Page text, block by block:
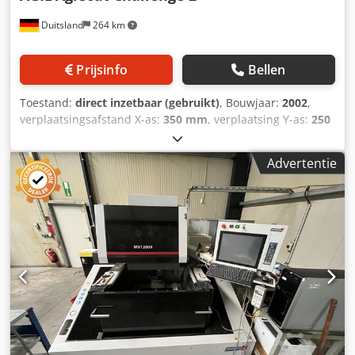
& Gewicht Afmetingen (L × B × H): ca. 2.215 × 2.215 × 2.220
Volautomatische draadinrijging
Duitsland 264 km
Prijsinfo Bellen
Toestand: direct inzetbaar (gebruikt), Bouwjaar: 2002,
verplaatsingsafstand X-as: 350 mm, verplaatsing Y-as: 250
, verplaatsingsafstand Z-as:
(max.):0,33 mm, totaalgewicht:3.600 kg, aantal assen:5,
draaddiameter (min.):0,1 mm , Deze 5-assige AGIE Agiecut
Challenge 2 draadvonkmachine is in 2002 geproduceerd.
Het apparaat weegt 3600 kg en heeft een vermogen van 9
kVA. De machine is voorzien van extra uitrusting, zoals een
externe koeleenheid van het type ICS Cool Energy i-Chiller
en een zelfstandige bedieningsconsole met beeldscherm,
toetsenbord en muis. Als u op zoek bent naar
hoogwaardige draadvonkmachine-capaciteiten, overweeg
dan de AGIE Agiecut Challenge 2-machine die wij te koop
aanbieden. Neem contact met ons op voor meer
informatie. Codpfx Aszpa Absbnoha - Spanning: 3 x 400 V-
Frequentie: 50 Hz- Vermogen: 9 kVA- Nominale stroom:
Advertentie